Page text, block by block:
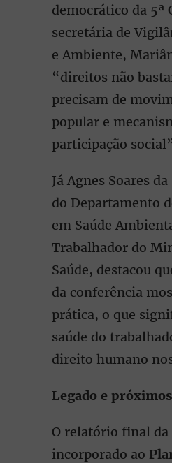
democrático da 5ª
secretária de
e Ambiente,
“direitos não
precisam de
popular e
participação
Já Agnes Soares
do Departamento
em Saúde
Trabalhador do
Saúde, destacou
da conferência
prática, o que
saúde do
direito humano
Legado e
O relatório final da
incorporado ao